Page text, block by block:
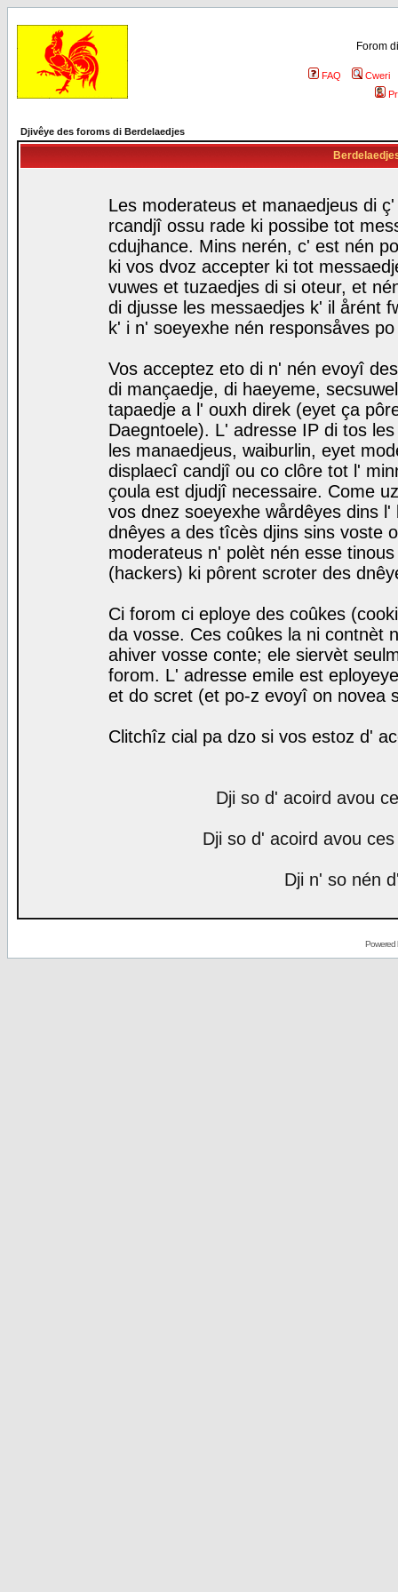
Forom
FAQ
Cweri
Djivêye des foroms di Berdelaedjes
Les moderateus et manaedjeus di
rcandjî ossu rade ki possibe tot
cdujhance. Mins nerén, c' est nén
ki vos dvoz accepter ki tot
vuwes et tuzaedjes di si oteur, et
di djusse les messaedjes k' il årént
k' i n' soeyexhe nén responsåves
Vos acceptez eto di n' nén evoyî
di mançaedje, di haeyeme,
tapaedje a l' ouxh direk (eyet ça
Daegntoele). L' adresse IP di tos
les manaedjeus, waiburlin, eyet
displaecî candjî ou co clôre tot l'
çoula est djudjî necessaire. Come
vos dnez soeyexhe wårdêyes dins
dnêyes a des tîcès djins sins voste
moderateus n' polèt nén esse
(hackers) ki pôrent scroter des
Ci forom ci eploye des coûkes
da vosse. Ces coûkes la ni contnèt
ahiver vosse conte; ele siervèt
forom. L' adresse emile est
et do scret (et po-z evoyî on novea
Clitchîz cial pa dzo si vos estoz d'
Dji so d' acoird avou
Dji so d' acoird avou
Dji n' so nén
Powered